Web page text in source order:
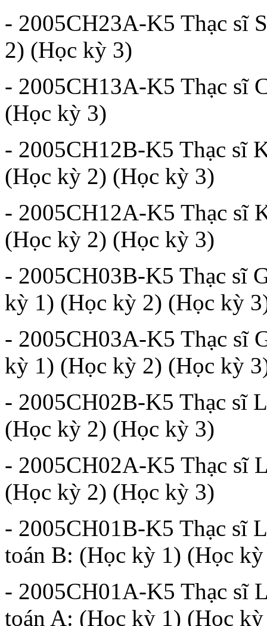
- 2005CH23A-K5 Thạc sĩ
2) (Học kỳ 3)
- 2005CH13A-K5 Thạc sĩ
(Học kỳ 3)
- 2005CH12B-K5 Thạc sĩ
(Học kỳ 2) (Học kỳ 3)
- 2005CH12A-K5 Thạc sĩ
(Học kỳ 2) (Học kỳ 3)
- 2005CH03B-K5 Thạc sĩ
kỳ 1) (Học kỳ 2) (Học kỳ
- 2005CH03A-K5 Thạc sĩ
kỳ 1) (Học kỳ 2) (Học kỳ
- 2005CH02B-K5 Thạc sĩ
(Học kỳ 2) (Học kỳ 3)
- 2005CH02A-K5 Thạc sĩ
(Học kỳ 2) (Học kỳ 3)
- 2005CH01B-K5 Thạc sĩ
toán B: (Học kỳ 1) (Học
- 2005CH01A-K5 Thạc sĩ
toán A: (Học kỳ 1) (Học